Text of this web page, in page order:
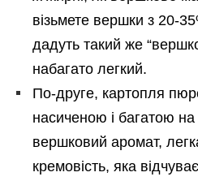
візьмете вершки з 20-
дадуть такий же
набагато легкий.
По-друге, картопля
насиченою і багатою на
вершковий аромат,
кремовість, яка